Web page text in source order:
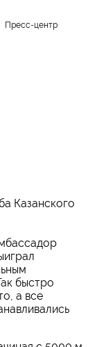
Пресс-центр
Казанского
быстро
а все